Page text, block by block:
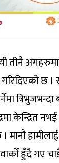
तीनै
छ ।
त्रिभुजभन्दा
केन्द्रित नभई
मानौ
हुँदै गए